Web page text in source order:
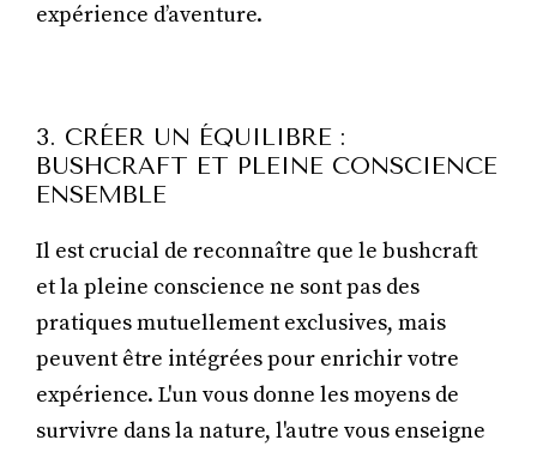
expérience d’aventure.
3. CRÉER UN ÉQUILIBRE :
BUSHCRAFT ET PLEINE CONSCIENCE
ENSEMBLE
Il est crucial de reconnaître que le bushcraft
et la pleine conscience ne sont pas des
pratiques mutuellement exclusives, mais
peuvent être intégrées pour enrichir votre
expérience. L'un vous donne les moyens de
survivre dans la nature, l'autre vous enseigne